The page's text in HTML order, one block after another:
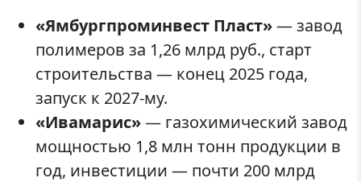
«Ямбургпроминвест Пласт»— завод
полимеров за 1,26 млрд руб., старт
строительства — конец 2025 года,
запуск к 2027-му.
«Ивамарис»— газохимический завод
мощностью 1,8 млн тонн продукции в
год, инвестиции — почти 200 млрд